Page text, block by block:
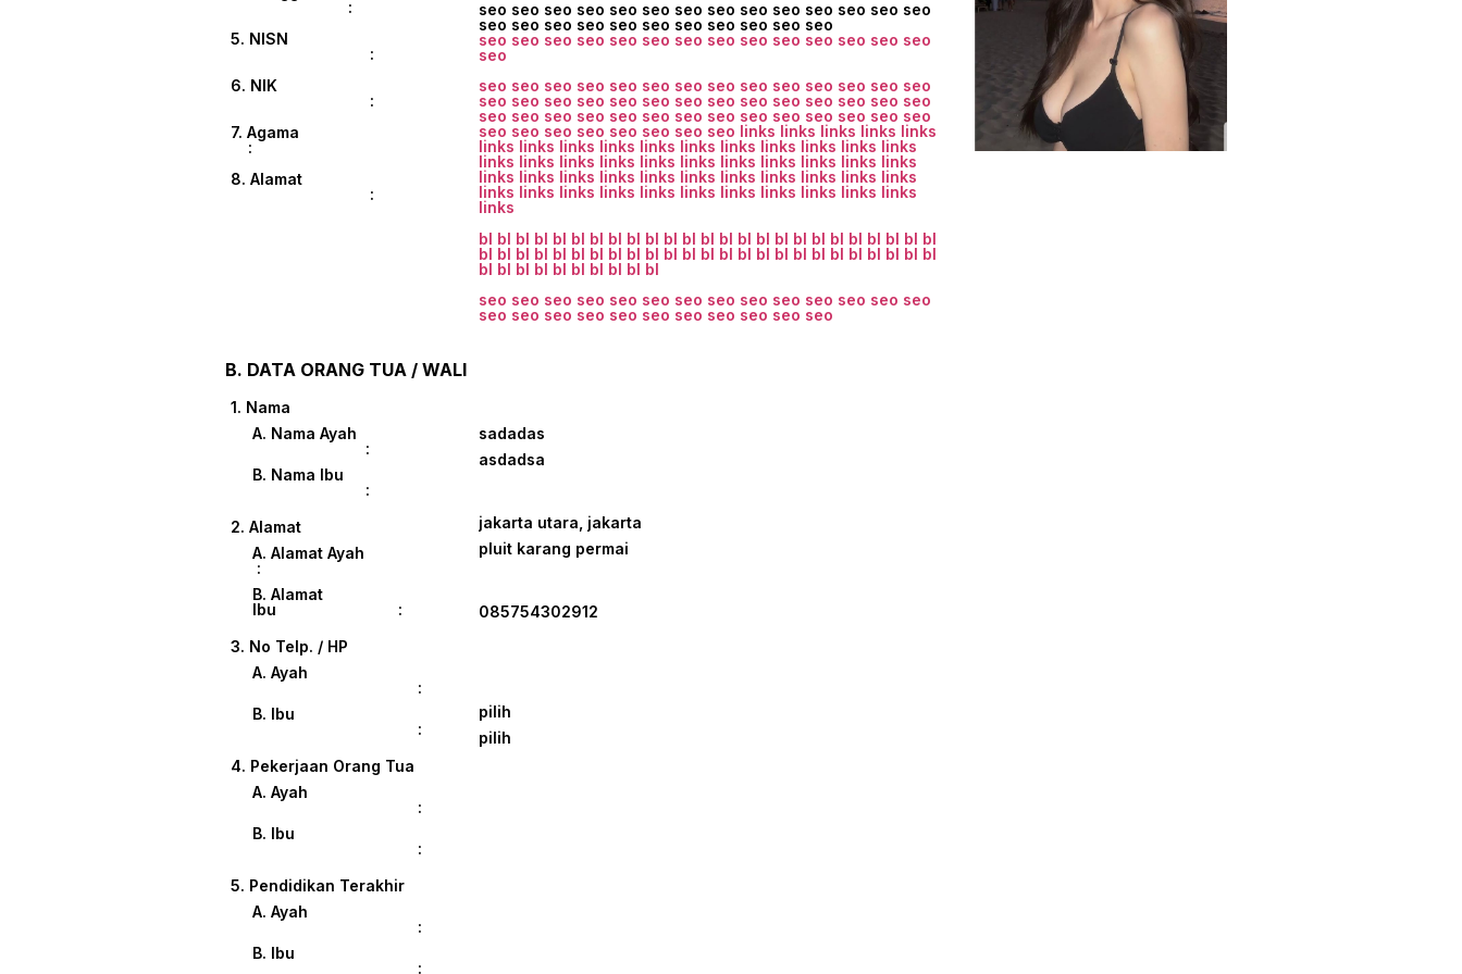
:
5. NISN
:
6. NIK
:
7. Agama
:
8. Alamat
:
seo seo seo seo seo seo seo seo seo seo seo seo seo seo
seo seo seo seo seo seo seo seo seo seo seo
seo seo seo seo seo seo seo seo seo seo seo seo seo seo
seo
seo seo seo seo seo seo seo seo seo seo seo seo seo seo
seo seo seo seo seo seo seo seo seo seo seo seo seo seo
seo seo seo seo seo seo seo seo seo seo seo seo seo seo
seo seo seo seo seo seo seo seo links links links links links
links links links links links links links links links links links
links links links links links links links links links links links
links links links links links links links links links links links
links links links links links links links links links links links
links
bl bl bl bl bl bl bl bl bl bl bl bl bl bl bl bl bl bl bl bl bl bl bl bl bl
bl bl bl bl bl bl bl bl bl bl bl bl bl bl bl bl bl bl bl bl bl bl bl bl bl
bl bl bl bl bl bl bl bl bl bl
seo seo seo seo seo seo seo seo seo seo seo seo seo seo
seo seo seo seo seo seo seo seo seo seo seo
B. DATA ORANG TUA / WALI
1. Nama
A. Nama Ayah
:
B. Nama Ibu
:
2. Alamat
A. Alamat Ayah
:
B. Alamat
Ibu :
3. No Telp. / HP
A. Ayah
:
B. Ibu
:
4. Pekerjaan Orang Tua
A. Ayah
:
B. Ibu
:
5. Pendidikan Terakhir
A. Ayah
:
B. Ibu
:
sadadas
asdadsa
jakarta utara, jakarta
pluit karang permai
085754302912
pilih
pilih